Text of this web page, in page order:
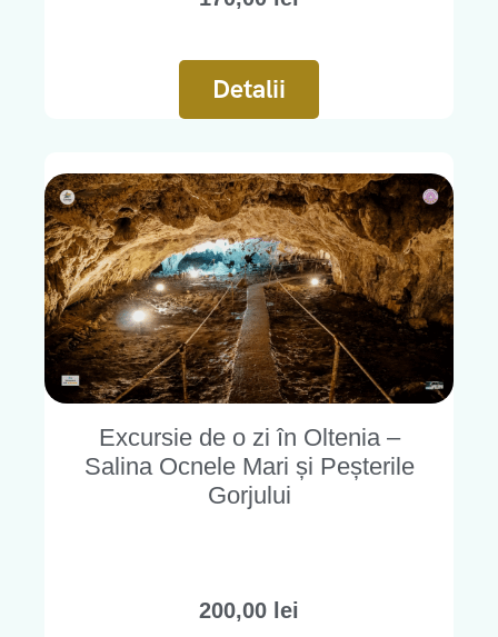
Detalii
Excursie de o zi în Oltenia –
Salina Ocnele Mari și Peșterile
Gorjului
200,00 lei